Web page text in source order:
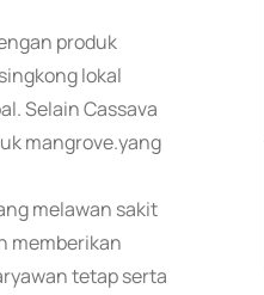
produk
lokal
Selain Cassava
mangrove.yang
melawan sakit
memberikan
tetap serta